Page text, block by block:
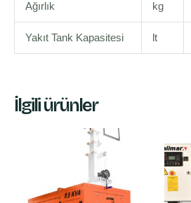
Ağırlık kg
Yakıt Tank Kapasitesi lt
İlgili ürünler